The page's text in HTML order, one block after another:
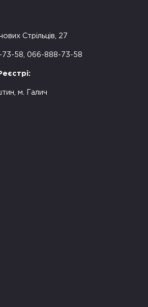
Стрільців, 27
73-58, 066-888-73-58
м. Галич